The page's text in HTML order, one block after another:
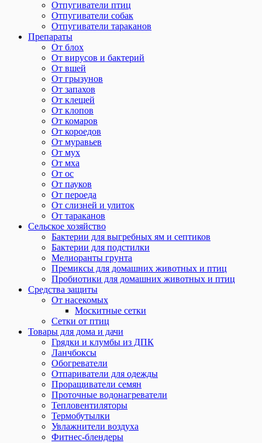
Отпугиватели птиц
Отпугиватели собак
Отпугиватели тараканов
Препараты
От блох
От вирусов и бактерий
От вшей
От грызунов
От запахов
От клещей
От клопов
От комаров
От короедов
От муравьев
От мух
От мха
От ос
От пауков
От пероеда
От слизней и улиток
От тараканов
Сельское хозяйство
Бактерии для выгребных ям и септиков
Бактерии для подстилки
Мелиоранты грунта
Премиксы для домашних животных и птиц
Пробиотики для домашних животных и птиц
Средства защиты
От насекомых
Москитные сетки
Сетки от птиц
Товары для дома и дачи
Грядки и клумбы из ДПК
Ланчбоксы
Обогреватели
Отпариватели для одежды
Проращиватели семян
Проточные водонагреватели
Тепловентиляторы
Термобутылки
Увлажнители воздуха
Фитнес-блендеры